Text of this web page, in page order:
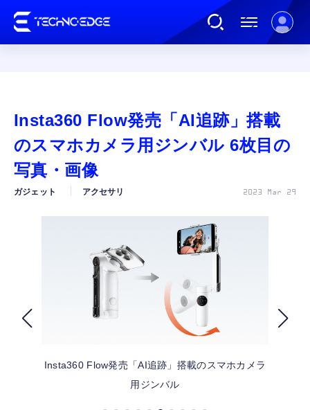
AI
カルチャー
公式ストア
Insta360 Flow発売「AI追跡」搭載
のスマホカメラ用ジンバル 6枚目の
写真・画像
ガジェット アクセサリ 2023 Mar 29
Insta360 Flow発売「AI追跡」搭載のスマホカメラ
用ジンバル